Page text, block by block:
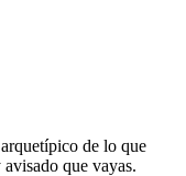
de lo que
que vayas.